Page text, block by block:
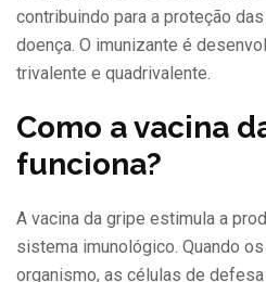
contribuindo para a proteção
doença. O imunizante é
trivalente e quadrivalente.
Como a vacina
funciona?
A vacina da gripe estimula a
sistema imunológico. Quando
organismo, as células de